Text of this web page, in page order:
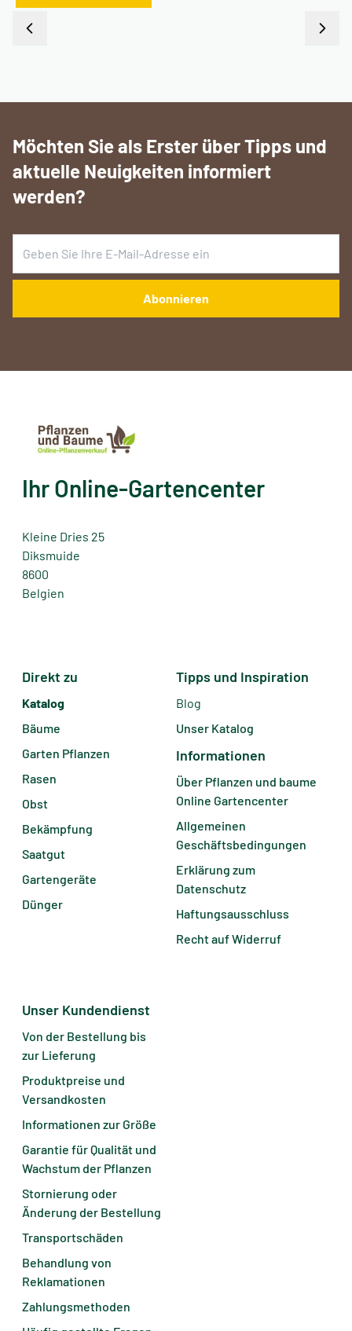
Möchten Sie als Erster über Tipps und
aktuelle Neuigkeiten informiert
werden?
Ihr Online-Gartencenter
Kleine Dries 25
Diksmuide
8600
Belgien
Direkt zu
Katalog
Bäume
Garten Pflanzen
Rasen
Obst
Bekämpfung
Saatgut
Gartengeräte
Dünger
Tipps und Inspiration
Blog
Unser Katalog
Informationen
Über Pflanzen und baume
Online Gartencenter
Allgemeinen
Geschäftsbedingungen
Erklärung zum
Datenschutz
Haftungsausschluss
Recht auf Widerruf
Unser Kundendienst
Von der Bestellung bis
zur Lieferung
Produktpreise und
Versandkosten
Informationen zur Größe
Garantie für Qualität und
Wachstum der Pflanzen
Stornierung oder
Änderung der Bestellung
Transportschäden
Behandlung von
Reklamationen
Zahlungsmethoden